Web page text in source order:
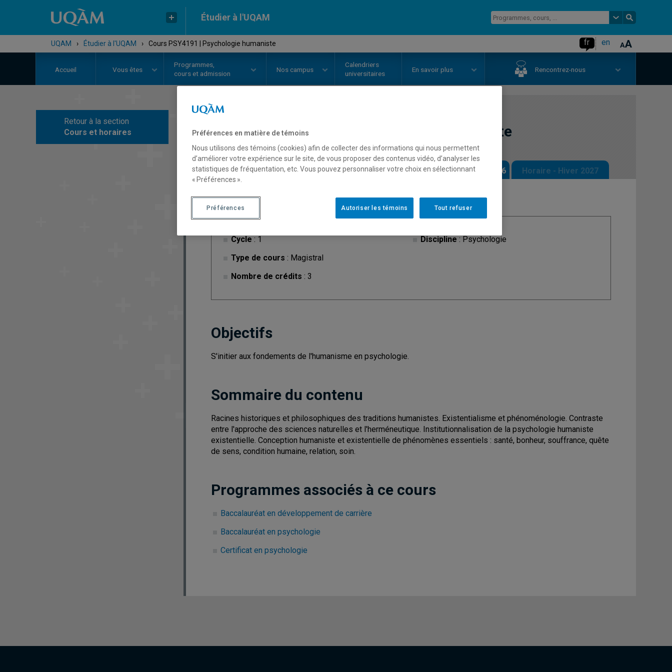
Étudier à l'UQAM
UQAM › Étudier à l'UQAM › Cours PSY4191 | Psychologie humaniste fr en
Accueil Vous êtes
Programmes,
cours et admission
Nos campus
Calendriers
universitaires
En savoir plus Rencontrez-nous
Retour à la section
Cours et horaires
COURS// PSY4191 Psychologie humaniste
Description Horaire - Été 2026 Horaire - Automne 2026 Horaire - Hiver 2027
Cycle : 1
Type de cours : Magistral
Nombre de crédits : 3
Discipline : Psychologie
Objectifs
S'initier aux fondements de l'humanisme en psychologie.
Sommaire du contenu
Racines historiques et philosophiques des traditions humanistes. Existentialisme et phénoménologie. Contraste
entre l'approche des sciences naturelles et l'herméneutique. Institutionnalisation de la psychologie humaniste
existentielle. Conception humaniste et existentielle de phénomènes essentiels : santé, bonheur, souffrance, quête
de sens, condition humaine, relation, soin.
Programmes associés à ce cours
Baccalauréat en développement de carrière
Baccalauréat en psychologie
Certificat en psychologie
Préférences en matière de témoins
Nous utilisons des témoins (cookies) afin de collecter des informations qui nous permettent
d’améliorer votre expérience sur le site, de vous proposer des contenus vidéo, d’analyser les
statistiques de fréquentation, etc. Vous pouvez personnaliser votre choix en sélectionnant
« Préférences ».
Tout refuser
Autoriser les témoins
Préférences